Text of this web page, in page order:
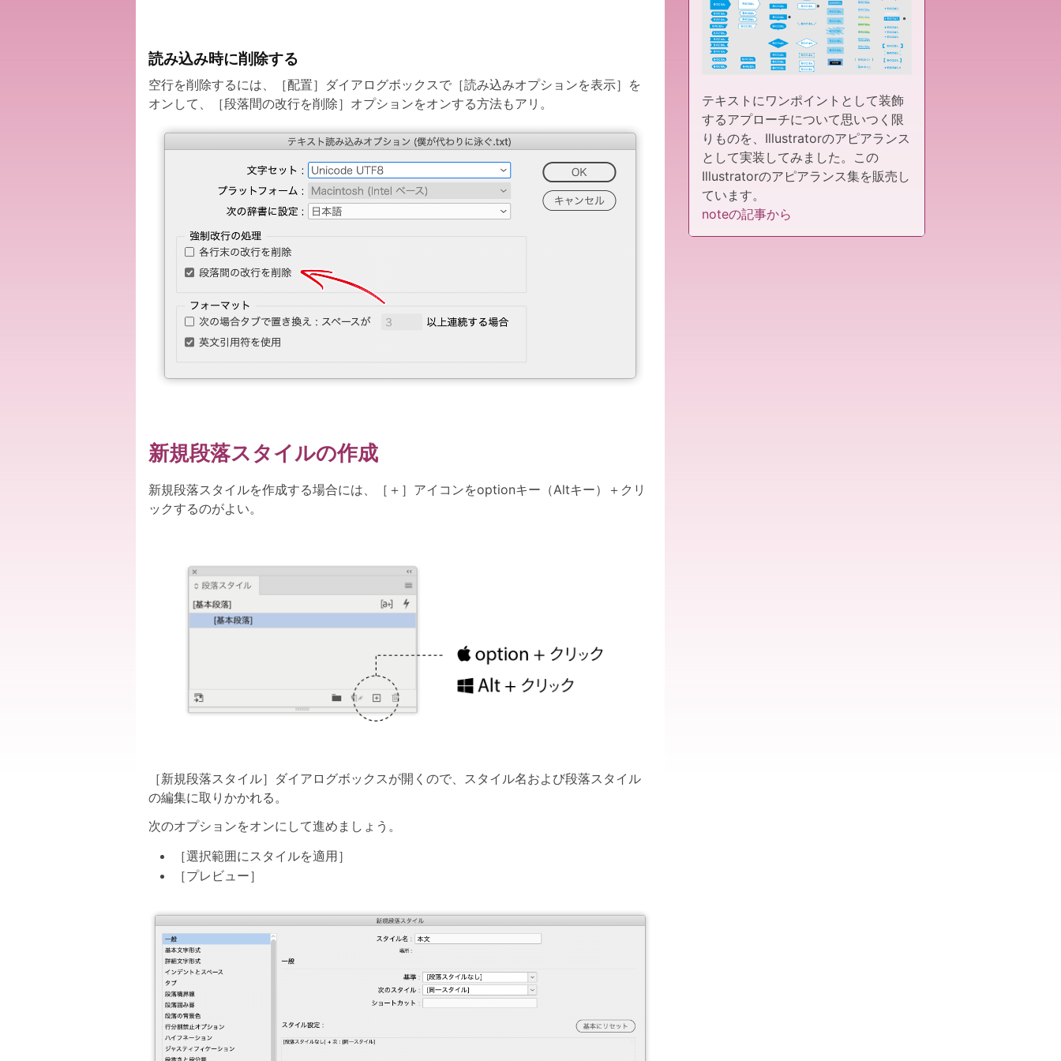
読み込み時に削除する
空行を削除するには、［配置］ダイアログボックスで［読み込みオプションを表示］を
オンして、［段落間の改行を削除］オプションをオンする方法もアリ。
新規段落スタイルの作成
新規段落スタイルを作成する場合には、［＋］アイコンをoptionキー（Altキー）＋クリ
ックするのがよい。
［新規段落スタイル］ダイアログボックスが開くので、スタイル名および段落スタイル
の編集に取りかかれる。
次のオプションをオンにして進めましょう。
［選択範囲にスタイルを適用］
［プレビュー］
テキストにワンポイントとして装飾
するアプローチについて思いつく限
りものを、Illustratorのアピアランス
として実装してみました。この
Illustratorのアピアランス集を販売し
ています。
noteの記事から